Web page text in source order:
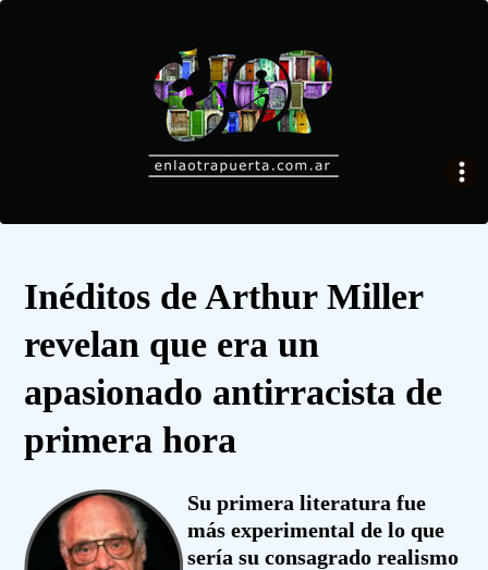
Inéditos de Arthur Miller
revelan que era un
apasionado antirracista de
primera hora
Su primera literatura fue
más experimental de lo que
sería su consagrado realismo